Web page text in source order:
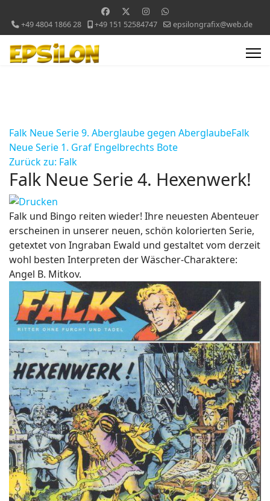
+49 4804 1866 28 +49 151 52584747 epsilongrafix@web.de
Falk Neue Serie 9. Aberglaube gegen AberglaubeFalk
Neue Serie 1. Graf Engelbrechts Bote
Zurück zu: Falk
Falk Neue Serie 4. Hexenwerk!
Falk und Bingo reiten wieder! Ihre neuesten Abenteuer
erscheinen in unserer neuen, schön kolorierten Serie,
getextet von Ingraban Ewald und gestaltet vom derzeit
wohl besten Interpreten der Wäscher-Charaktere:
Angel B. Mitkov.